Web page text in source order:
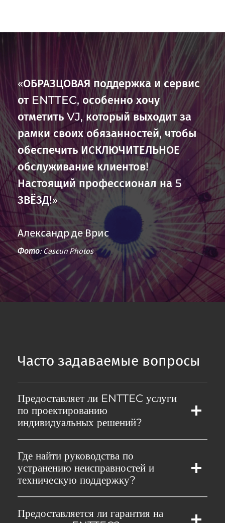
«ОБРАЗЦОВАЯ поддержка и сервис
от ENTTEC, особенно хочу
отметить VJ, который выходит за
рамки своих обязанностей, чтобы
обеспечить ИСКЛЮЧИТЕЛЬНОЕ
обслуживание клиентов!
Настоящий профессионал на 5
ЗВЁЗД!»
Александр де Врис
Фото: Cascun Photos
Часто задаваемые вопросы
Предоставляет ли ENTTEC услуги
по проектированию
индивидуальных решений?
Где найти руководства по
устранению неисправностей и
техническую поддержку?
Предоставляется ли гарантия на